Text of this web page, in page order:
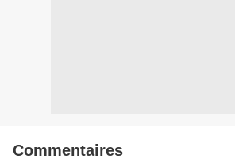
Commentaires